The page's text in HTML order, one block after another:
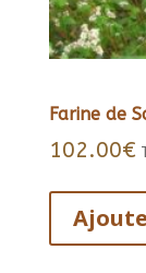
Farine de
102.00€